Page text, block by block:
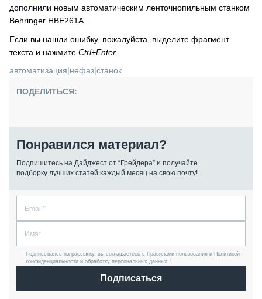
дополнили новым автоматическим ленточнопильным станком
Behringer HBE261A.
Если вы нашли ошибку, пожалуйста, выделите фрагмент
текста и нажмите Ctrl+Enter
автоматизация|нефаз|станок
ПОДЕЛИТЬСЯ:
Понравился материал?
Подпишитесь на Дайджест от “Грейдера” и получайте
подборку лучших статей каждый месяц на свою почту!
Подписываясь на рассылку, вы соглашаетесь с Правилами пользования и Политикой
конфиденциальности и обработку персональных данных *
Подписаться